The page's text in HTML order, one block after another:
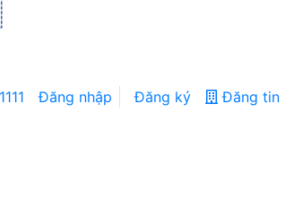
Đăng nhập Đăng ký Đăng tin